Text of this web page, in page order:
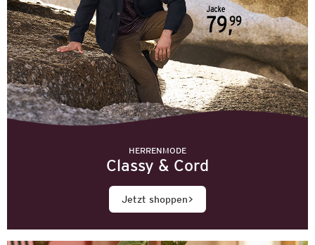
HERRENMODE
Classy & Cord
Jetzt shoppen